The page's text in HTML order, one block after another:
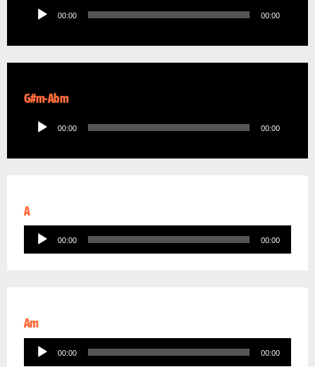
Audio
Player
00:00 00:00
G#m-Abm
Audio
Player
00:00 00:00
A
Audio
Player
00:00 00:00
Am
Audio
Player
00:00 00:00